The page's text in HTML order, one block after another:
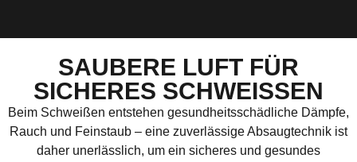
SAUBERE LUFT FÜR
SICHERES SCHWEISSEN
Beim Schweißen entstehen gesundheitsschädliche Dämpfe,
Rauch und Feinstaub – eine zuverlässige Absaugtechnik ist
daher unerlässlich, um ein sicheres und gesundes